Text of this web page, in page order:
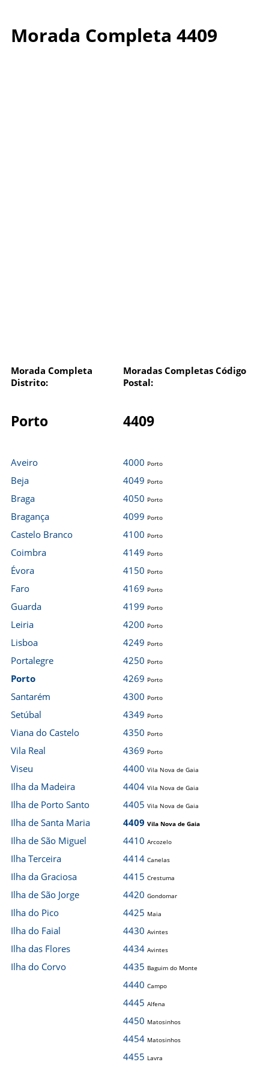
Morada Completa 4409
Morada Completa
Distrito:
Moradas Completas Código
Postal:
Porto 4409
Aveiro
Beja
Braga
Bragança
Castelo Branco
Coimbra
Évora
Faro
Guarda
Leiria
Lisboa
Portalegre
Porto
Santarém
Setúbal
Viana do Castelo
Vila Real
Viseu
Ilha da Madeira
Ilha de Porto Santo
Ilha de Santa Maria
Ilha de São Miguel
Ilha Terceira
Ilha da Graciosa
Ilha de São Jorge
Ilha do Pico
Ilha do Faial
Ilha das Flores
Ilha do Corvo
4000 Porto
4049 Porto
4050 Porto
4099 Porto
4100 Porto
4149 Porto
4150 Porto
4169 Porto
4199 Porto
4200 Porto
4249 Porto
4250 Porto
4269 Porto
4300 Porto
4349 Porto
4350 Porto
4369 Porto
4400 Vila Nova de Gaia
4404 Vila Nova de Gaia
4405 Vila Nova de Gaia
4409 Vila Nova de Gaia
4410 Arcozelo
4414 Canelas
4415 Crestuma
4420 Gondomar
4425 Maia
4430 Avintes
4434 Avintes
4435 Baguim do Monte
4440 Campo
4445 Alfena
4450 Matosinhos
4454 Matosinhos
4455 Lavra